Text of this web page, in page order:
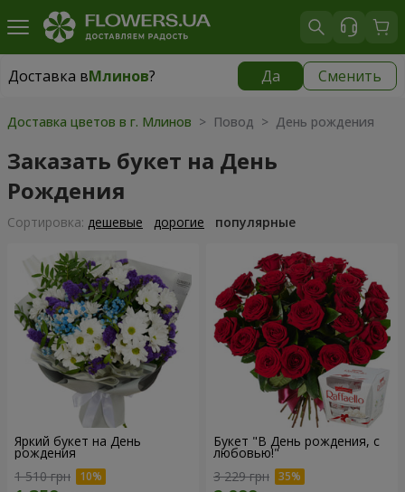
Доставка вМлинов? Да Сменить
Доставка вМлинов|
Доставка цветов в г. Млинов > Повод > День рождения
Заказать букет на День
Рождения
Cортировка: дешевые дорогие популярные
Яркий букет на День
рождения
1 510 грн
Букет "В День рождения, с
любовью!"
3 229 грн